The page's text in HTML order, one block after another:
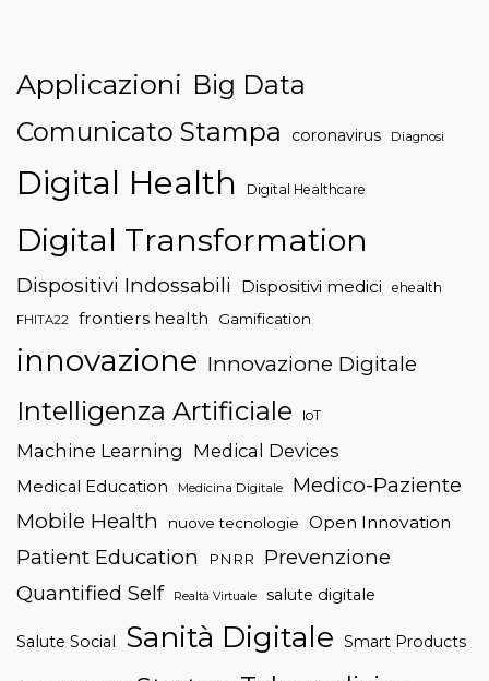
Applicazioni Big Data
Comunicato Stampa
coronavirus Diagnosi
Digital Health Digital Healthcare
Digital Transformation
Dispositivi Indossabili Dispositivi medici ehealth
FHITA22 frontiers health Gamification
innovazione Innovazione Digitale
Intelligenza Artificiale IoT
Machine Learning Medical Devices
Medical Education Medicina Digitale
Medico-Paziente
Mobile Health
nuove tecnologie Open Innovation
Patient Education PNRR
Prevenzione
Quantified Self
Realtà Virtuale salute digitale
Salute Social Sanità Digitale Smart Products